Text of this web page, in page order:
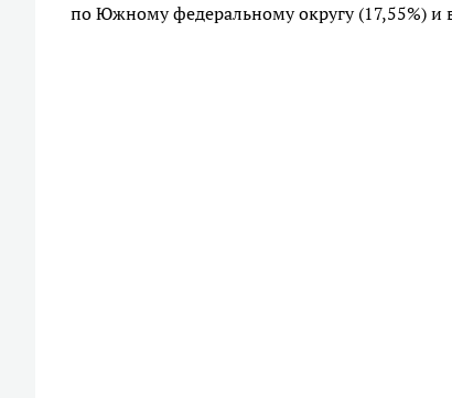
по Южному федеральному округу (17,55%) и